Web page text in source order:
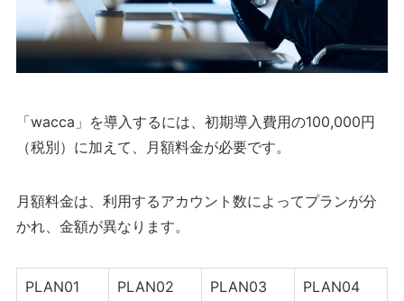
「wacca」を導入するには、初期導入費用の100,000円
（税別）に加えて、月額料金が必要です。
月額料金は、利用するアカウント数によってプランが分
かれ、金額が異なります。
PLAN01 PLAN02 PLAN03 PLAN04